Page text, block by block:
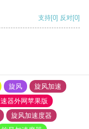
支持[0] 反对[0]
旋风
旋风加速
器外网苹果版
旋风加速度器